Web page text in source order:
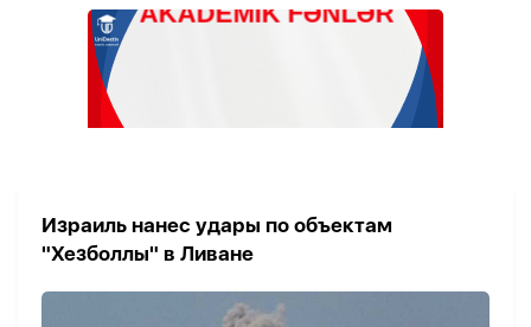
Израиль нанес удары по объектам
"Хезболлы" в Ливане